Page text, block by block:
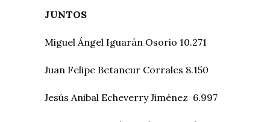
JUNTOS
Miguel Ángel Iguarán Osorio 10.271
Juan Felipe Betancur Corrales 8.150
Jesús Anibal Echeverry Jiménez 6.997